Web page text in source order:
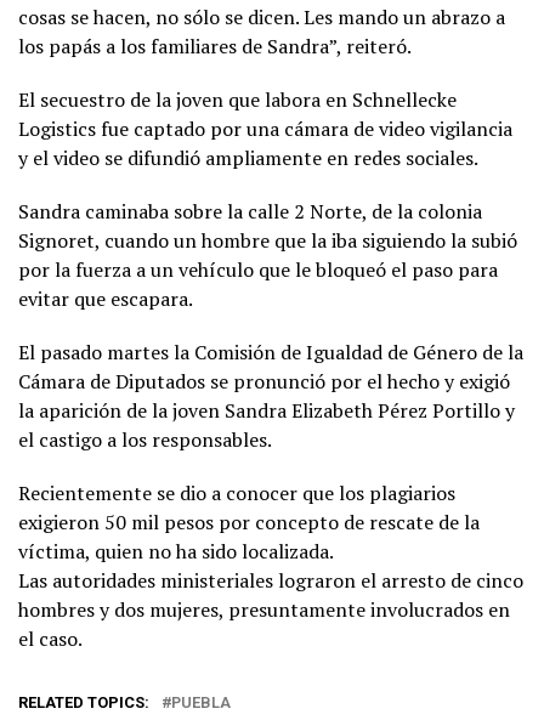
cosas se hacen, no sólo se dicen. Les mando un abrazo a
los papás a los familiares de Sandra”, reiteró.
El secuestro de la joven que labora en Schnellecke
Logistics fue captado por una cámara de video vigilancia
y el video se difundió ampliamente en redes sociales.
Sandra caminaba sobre la calle 2 Norte, de la colonia
Signoret, cuando un hombre que la iba siguiendo la subió
por la fuerza a un vehículo que le bloqueó el paso para
evitar que escapara.
El pasado martes la Comisión de Igualdad de Género de la
Cámara de Diputados se pronunció por el hecho y exigió
la aparición de la joven Sandra Elizabeth Pérez Portillo y
el castigo a los responsables.
Recientemente se dio a conocer que los plagiarios
exigieron 50 mil pesos por concepto de rescate de la
víctima, quien no ha sido localizada.
Las autoridades ministeriales lograron el arresto de cinco
hombres y dos mujeres, presuntamente involucrados en
el caso.
RELATED TOPICS: PUEBLA